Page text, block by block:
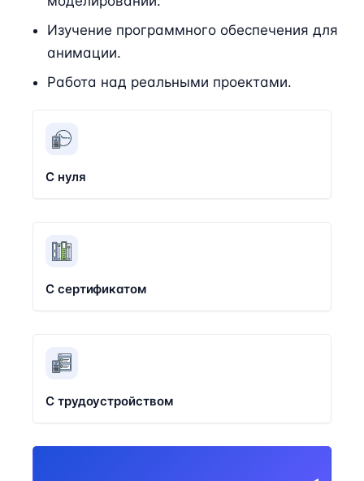
Изучение программного обеспечения для
анимации.
Работа над реальными проектами.
С нуля
С сертификатом
С трудоустройством